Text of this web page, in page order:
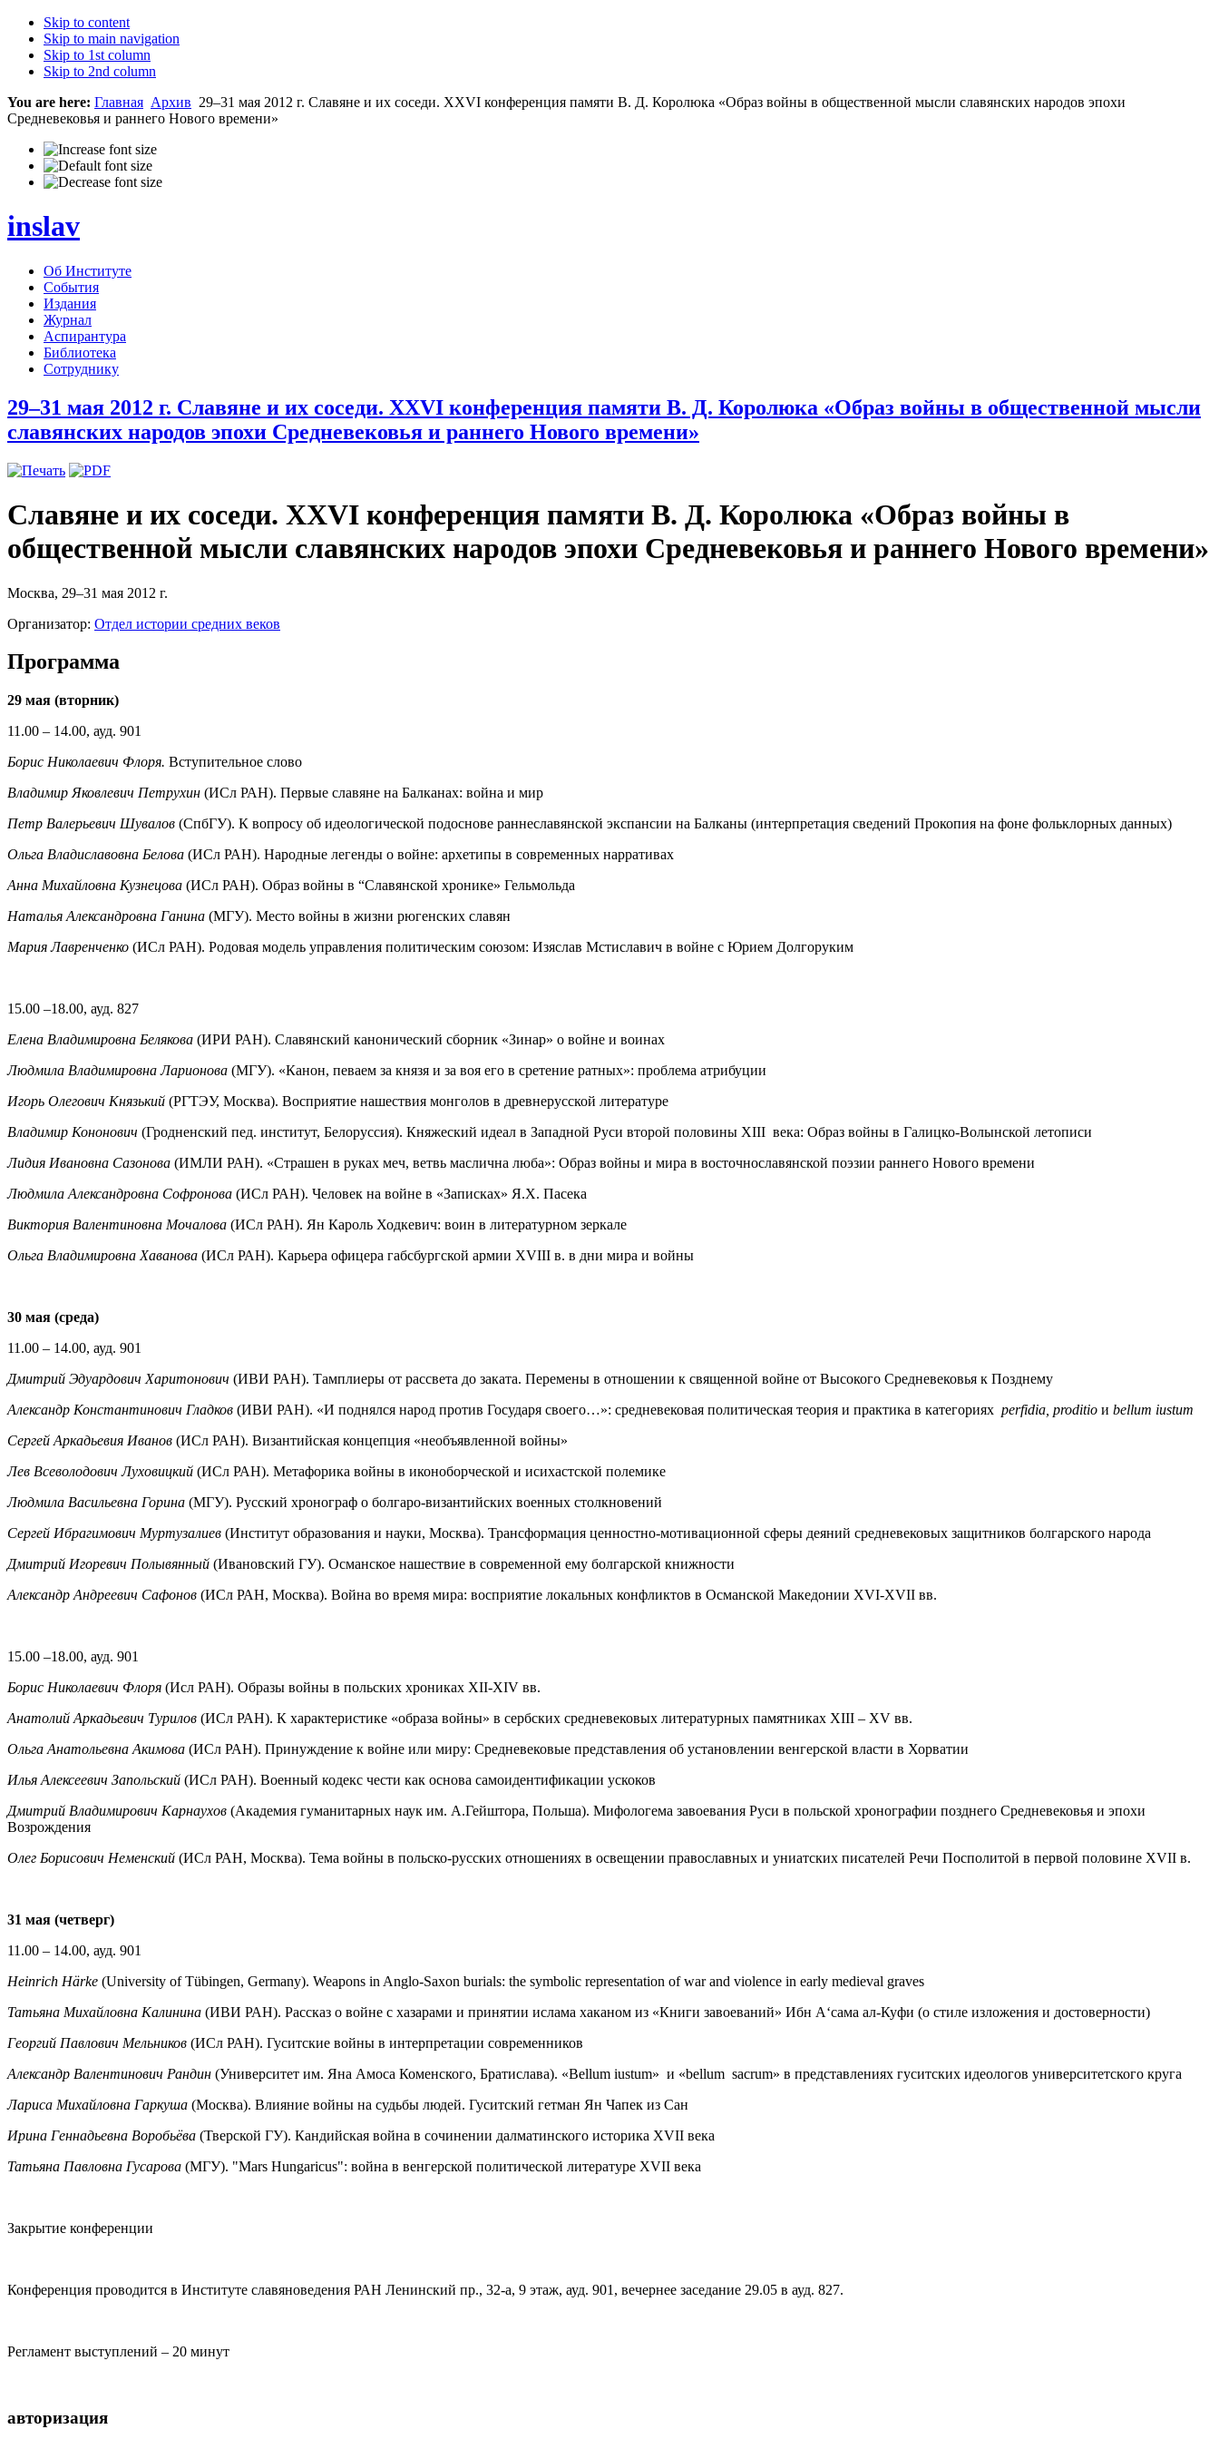
Skip to content
Skip to main navigation
Skip to 1st column
Skip to 2nd column
You are here: Главная Архив 29–31 мая 2012 г. Славяне и их соседи. XXVI конференция памяти В. Д. Королюка «Образ войны в общественной мысли славянских народов эпохи
Средневековья и раннего Нового времени»
inslav
Об Институте
События
Издания
Журнал
Аспирантура
Библиотека
Сотруднику
29–31 мая 2012 г. Славяне и их соседи. XXVI конференция памяти В. Д. Королюка «Образ войны в общественной мысли
славянских народов эпохи Средневековья и раннего Нового времени»
Славяне и их соседи. XXVI конференция памяти В. Д. Королюка «Образ войны в
общественной мысли славянских народов эпохи Средневековья и раннего Нового времени»
Москва, 29–31 мая 2012 г.
Организатор: Отдел истории средних веков
Программа
29 мая (вторник)
11.00 – 14.00, ауд. 901
Борис Николаевич Флоря. Вступительное слово
Владимир Яковлевич Петрухин (ИСл РАН). Первые славяне на Балканах: война и мир
Петр Валерьевич Шувалов (СпбГУ). К вопросу об идеологической подоснове раннеславянской экспансии на Балканы (интерпретация сведений Прокопия на фоне фольклорных данных)
Ольга Владиславовна Белова (ИСл РАН). Народные легенды о войне: архетипы в современных нарративах
Анна Михайловна Кузнецова (ИСл РАН). Образ войны в “Славянской хронике» Гельмольда
Наталья Александровна Ганина (МГУ). Место войны в жизни рюгенских славян
Мария Лавренченко (ИСл РАН). Родовая модель управления политическим союзом: Изяслав Мстиславич в войне с Юрием Долгоруким
15.00 –18.00, ауд. 827
Елена Владимировна Белякова (ИРИ РАН). Славянский канонический сборник «Зинар» о войне и воинах
Людмила Владимировна Ларионова (МГУ). «Канон, певаем за князя и за воя его в сретение ратных»: проблема атрибуции
Игорь Олегович Князький (РГТЭУ, Москва). Восприятие нашествия монголов в древнерусской литературе
Владимир Кононович (Гродненский пед. институт, Белоруссия). Княжеский идеал в Западной Руси второй половины XIII века: Образ войны в Галицко-Волынской летописи
Лидия Ивановна Сазонова (ИМЛИ РАН). «Страшен в руках меч, ветвь маслична люба»: Образ войны и мира в восточнославянской поэзии раннего Нового времени
Людмила Александровна Софронова (ИСл РАН). Человек на войне в «Записках» Я.Х. Пасека
Виктория Валентиновна Мочалова (ИСл РАН). Ян Кароль Ходкевич: воин в литературном зеркале
Ольга Владимировна Хаванова (ИСл РАН). Карьера офицера габсбургской армии XVIII в. в дни мира и войны
30 мая (среда)
11.00 – 14.00, ауд. 901
Дмитрий Эдуардович Харитонович (ИВИ РАН). Тамплиеры от рассвета до заката. Перемены в отношении к священной войне от Высокого Средневековья к Позднему
Александр Константинович Гладков (ИВИ РАН). «И поднялся народ против Государя своего…»: средневековая политическая теория и практика в категориях perfidia, proditio и bellum iustum
Сергей Аркадьевия Иванов (ИСл РАН). Византийская концепция «необъявленной войны»
Лев Всеволодович Луховицкий (ИСл РАН). Метафорика войны в иконоборческой и исихастской полемике
Людмила Васильевна Горина (МГУ). Русский хронограф о болгаро-византийских военных столкновений
Сергей Ибрагимович Муртузалиев (Институт образования и науки, Москва). Трансформация ценностно-мотивационной сферы деяний средневековых защитников болгарского народа
Дмитрий Игоревич Полывянный (Ивановский ГУ). Османское нашествие в современной ему болгарской книжности
Александр Андреевич Сафонов (ИСл РАН, Москва). Война во время мира: восприятие локальных конфликтов в Османской Македонии XVI-XVII вв.
15.00 –18.00, ауд. 901
Борис Николаевич Флоря (Исл РАН). Образы войны в польских хрониках XII-XIV вв.
Анатолий Аркадьевич Турилов (ИСл РАН). К характеристике «образа войны» в сербских средневековых литературных памятниках XIII – XV вв.
Ольга Анатольевна Акимова (ИСл РАН). Принуждение к войне или миру: Средневековые представления об установлении венгерской власти в Хорватии
Илья Алексеевич Запольский (ИСл РАН). Военный кодекс чести как основа самоидентификации ускоков
Дмитрий Владимирович Карнаухов (Академия гуманитарных наук им. А.Гейштора, Польша). Мифологема завоевания Руси в польской хронографии позднего Средневековья и эпохи
Возрождения
Олег Борисович Неменский (ИСл РАН, Москва). Тема войны в польско-русских отношениях в освещении православных и униатских писателей Речи Посполитой в первой половине XVII в.
31 мая (четверг)
11.00 – 14.00, ауд. 901
Heinrich Härke (University of Tübingen, Germany). Weapons in Anglo-Saxon burials: the symbolic representation of war and violence in early medieval graves
Татьяна Михайловна Калинина (ИВИ РАН). Рассказ о войне с хазарами и принятии ислама хаканом из «Книги завоеваний» Ибн А‘сама ал-Куфи (о стиле изложения и достоверности)
Георгий Павлович Мельников (ИСл РАН). Гуситские войны в интерпретации современников
Александр Валентинович Рандин (Университет им. Яна Амоса Коменского, Братислава). «Bellum iustum» и «bellum sacrum» в представлениях гуситских идеологов университетского круга
Лариса Михайловна Гаркуша (Москва). Влияние войны на судьбы людей. Гуситский гетман Ян Чапек из Сан
Ирина Геннадьевна Воробьёва (Тверской ГУ). Кандийская война в сочинении далматинского историка XVII века
Татьяна Павловна Гусарова (МГУ). "Mars Hungaricus": война в венгерской политической литературе XVII века
Закрытие конференции
Конференция проводится в Институте славяноведения РАН Ленинский пр., 32-а, 9 этаж, ауд. 901, вечернее заседание 29.05 в ауд. 827.
Регламент выступлений – 20 минут
авторизация